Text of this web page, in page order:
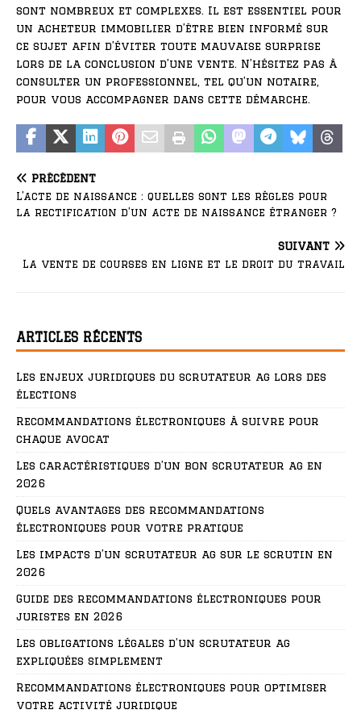
sont nombreux et complexes. Il est essentiel pour
un acheteur immobilier d’être bien informé sur
ce sujet afin d’éviter toute mauvaise surprise
lors de la conclusion d’une vente. N’hésitez pas à
consulter un professionnel, tel qu’un notaire,
pour vous accompagner dans cette démarche.
PRÉCÉDENT
L’acte de naissance : quelles sont les règles pour
la rectification d’un acte de naissance étranger ?
SUIVANT
La vente de courses en ligne et le droit du travail
ARTICLES RÉCENTS
Les enjeux juridiques du scrutateur ag lors des
élections
Recommandations électroniques à suivre pour
chaque avocat
Les caractéristiques d’un bon scrutateur ag en
2026
Quels avantages des recommandations
électroniques pour votre pratique
Les impacts d’un scrutateur ag sur le scrutin en
2026
Guide des recommandations électroniques pour
juristes en 2026
Les obligations légales d’un scrutateur ag
expliquées simplement
Recommandations électroniques pour optimiser
votre activité juridique